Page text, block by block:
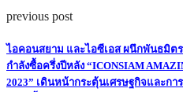
previous post
ไอคอนสยาม และไอซีเอส ผนึกพันธมิต
กำลังซื้อครึ่งปีหลัง “ICONSIAM
2023” เดินหน้ากระตุ้นเศรษฐกิจและก